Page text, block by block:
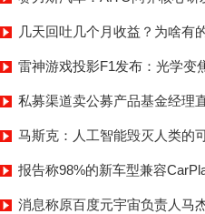
几天回吐几个月收益？为啥有
雷神游戏投影F1发布：光学变
私募渠道卖公募产品基金经理
马斯克：人工智能毁灭人类的
报告称98%的新车型兼容
消息称原百度元宇宙负责人马